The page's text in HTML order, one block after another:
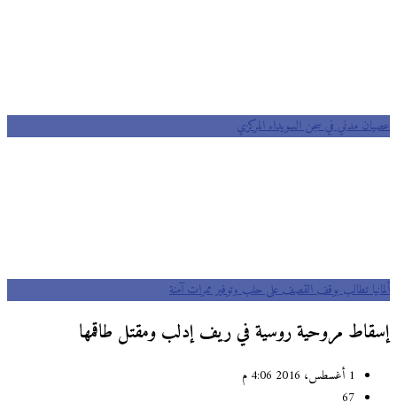
مدني في سجن السويداء المركزي
تطالب بوقف القصف على حلب وتوفير ممرات آمنة
مروحية روسية في ريف إدلب ومقتل طاقمها
1 أغسطس، 2016 4:06 م
67